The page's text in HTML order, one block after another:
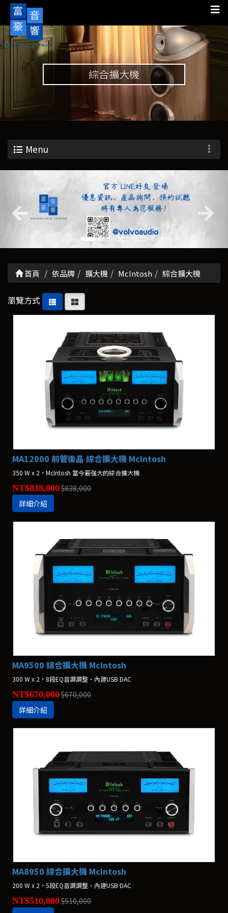
綜合擴大機
Menu
首頁 依品牌 擴大機 McIntosh 綜合擴大機
瀏覽方式
MA12000 前管後晶 綜合擴大機 McIntosh
350 W x 2，McIntosh 當今最強大的綜合擴大機
NT$838,000$838,000
詳細介紹
MA9500 綜合擴大機 McIntosh
300 W x 2，8段EQ音調調整、內建USB DAC
NT$670,000$670,000
詳細介紹
MA8950 綜合擴大機 McIntosh
200 W x 2，5段EQ音調調整、內建USB DAC
NT$510,000$510,000